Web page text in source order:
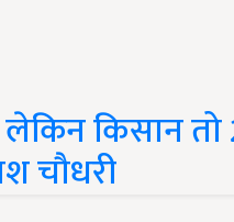
किसान तो
चौधरी